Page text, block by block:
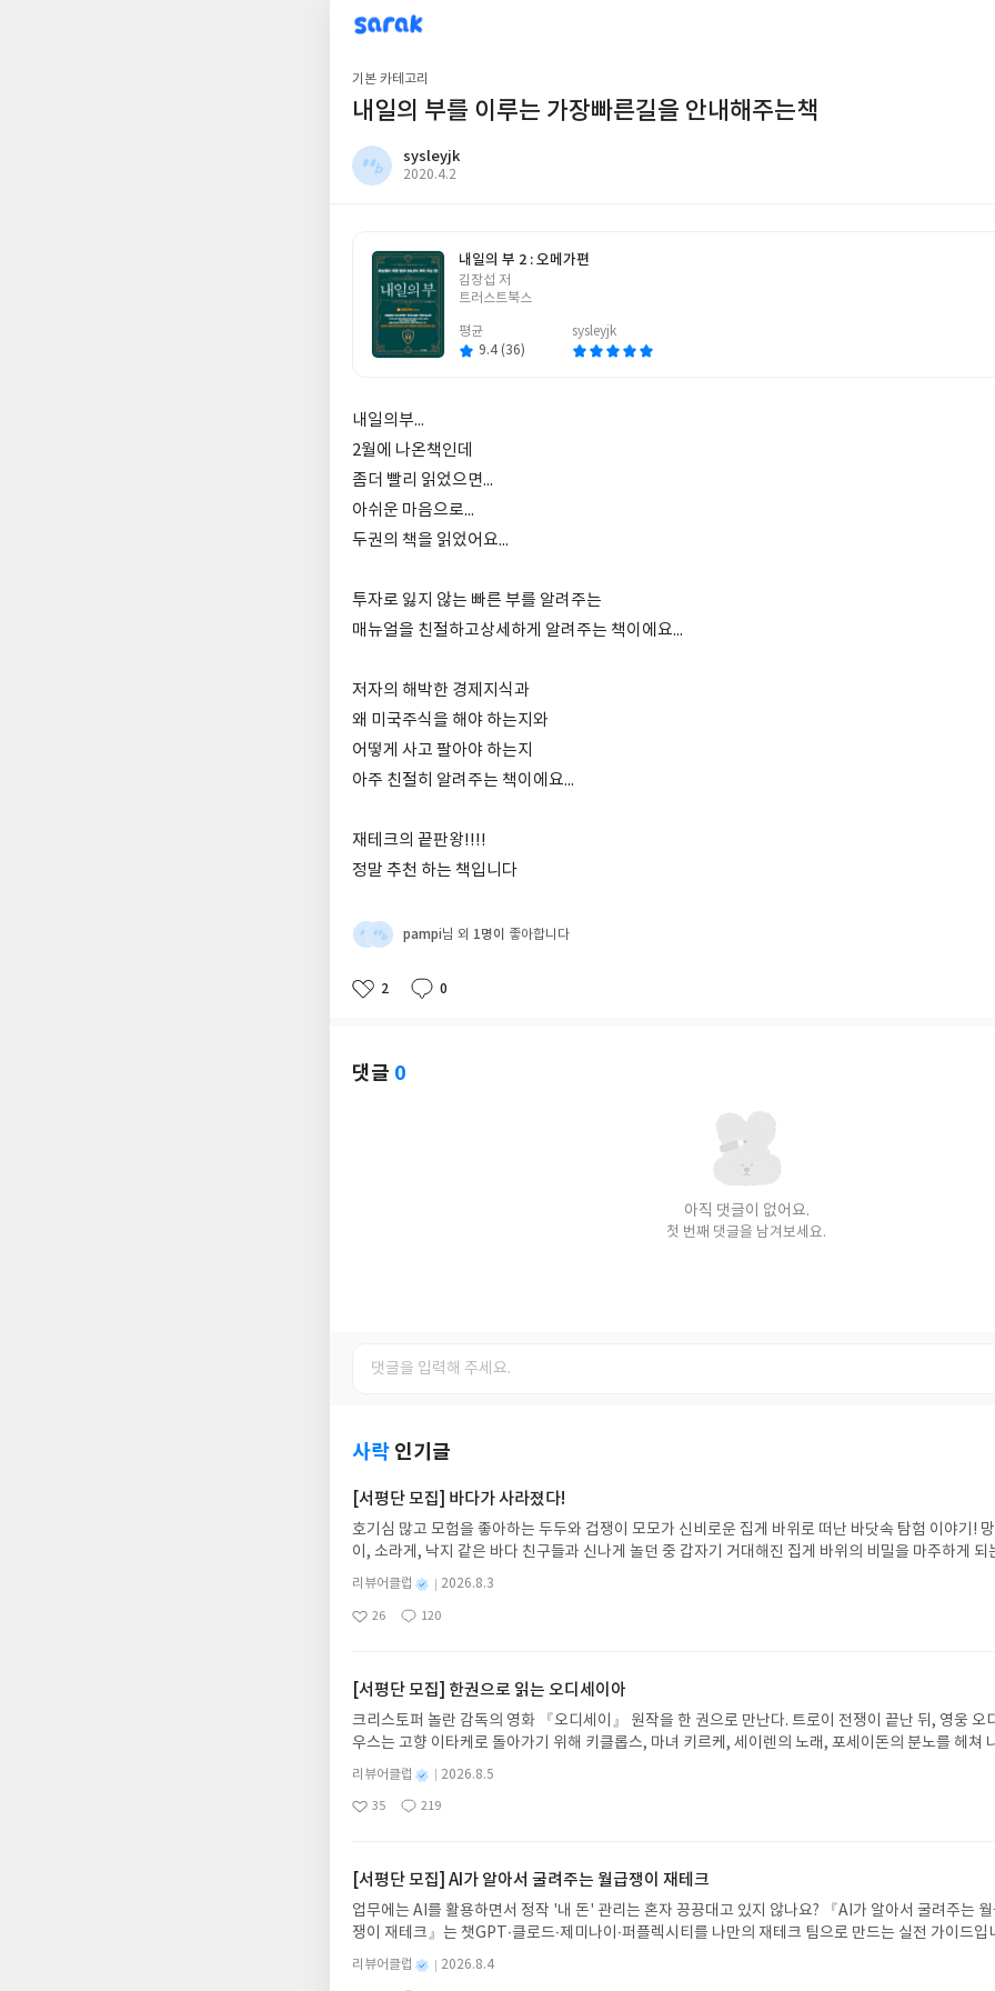
sarak
sysleyjk
기본 카테고리
내일의 부를 이루는 가장빠른길을 안내해주는책
sysleyjk
작
2020.4.2
내일의 부 2 : 오메가편
글
쓴
김장섭 저
트러스트북스
평균
9.4 (36)
sysleyjk
내일의부...
2월에 나온책인데
좀더 빨리 읽었으면...
아쉬운 마음으로...
두권의 책을 읽었어요...
투자로 잃지 않는 빠른 부를 알려주는
매뉴얼을 친절하고상세하게 알려주는 책이에요...
저자의 해박한 경제지식과
왜 미국주식을 해야 하는지와
어떻게 사고 팔아야 하는지
아주 친절히 알려주는 책이에요...
재테크의 끝판왕!!!!
정말 추천 하는 책입니다
pampi님 외 1명이 좋아합니다
좋
2
댓
0
작
댓글 0
아직 댓글이 없어요.
첫 번째 댓글을 남겨보세요.
사락 인기글
[서평단 모집] 바다가 사라졌다!
호기심 많고 모험을 좋아하는 두두와 겁쟁이 모모가 신비로운 집게 바위로 떠난 바닷속 탐험 이야기!
이, 소라게, 낙지 같은 바다 친구들과 신나게 놀던 중 갑자기 거대해진 집게 바위의 비밀을 마주하게 되
데, 과연 바다에 무슨 일이 벌어진 걸까요? 상상력을 자극하는 환상적인 해양 모험 동화 속으로 풍덩 빠
보세요!바다가 사라졌다!글쓴이서휘 글출판사풀빛 예스24 바로가기 닫기모집인원 : 20명신청기간 :
6.08.03 ~ 2026.08.07발표일자 : 2026.08.13리뷰 작성기한 : 도서/상품 받고 2주 이내 ▶ 주소/연락
해주세요!- '사락' 개설 후, 이 글의 댓글로 신청해주세요.- 기존 YES블로그는 '사락'으로 개편되어 별
처 (클릭 시 수정 가능)로 발송됩니다.- 주소/연락처에 문제가 있을 시 선정에서 제외되거나 배송에서
될 수 있습니다(재발송 불가). ▶ 리뷰 작성- 도서/상품을 받고 2주 이내 리뷰를 작성해주셔야 합니다. (
스트가 아닌 '리뷰'로 작성)- 기간내 미작성, 불성실한 리뷰, 도서/상품과 무관한 리뷰 작성 시 이후 선
서 제외될 수 있습니다.- 리뷰어클럽은 개인의 감상이 포함된 300자 이상의 리뷰를 권장합니다.
별
리뷰어클럽
성
2026.8.3
좋
26
댓
120
작
[서평단 모집] 한권으로 읽는 오디세이아
크리스토퍼 놀란 감독의 영화 『오디세이』 원작을 한 권으로 만난다. 트로이 전쟁이 끝난 뒤, 영웅 오
우스는 고향 이타케로 돌아가기 위해 키클롭스, 마녀 키르케, 세이렌의 노래, 포세이돈의 분노를 헤쳐
다. 그리스 철학 전공자인 옮긴이가 호메로스의 방대한 24권 서사를 현대적이고 자연스러운 한국어로
어내, 고전이 낯선 독자도 이야기의 흐름을 놓치지 않고 끝까지 읽을 수 있다. 3천 년을 이어 온 귀향과
의 대서사시가 가장 읽기 편한 번역으로 새롭게 펼쳐진다.한권으로 읽는 오디세이아글쓴이호메로스
주소/연락처를 업데이트 해주세요! (선정 후 수정 불가)▶ 서평단 신청 방법 : 기대평 댓글을 작성해주
먼저 작성한 리뷰를 올려주시면 당첨확률이 올라갑니다!! ※ 신청 전, 꼭 확인해주세요!- '사락' 개설 후
글의 댓글로 신청해주세요.- 기존 YES블로그는 '사락'으로 개편되어 별도로 개설하지 않으셔도 됩니
도서/상품 발송- 도서/상품은 최근 배송지가 아닌 회원정보상의 주소/연락처 (클릭 시 수정 가능)로 발
니다.- 주소/연락처에 문제가 있을 시 선정에서 제외되거나 배송에서 누락될 수 있습니다(재발송 불
리뷰 작성- 도서/상품을 받고 2주 이내 리뷰를 작성해주셔야 합니다. (포스트가 아닌 '리뷰'로 작성)-
별
리뷰어클럽
성
2026.8.5
좋
35
댓
219
작
[서평단 모집] AI가 알아서 굴려주는 월급쟁이 재테크
업무에는 AI를 활용하면서 정작 '내 돈' 관리는 혼자 끙끙대고 있지 않나요? 『AI가 알아서 굴려주는
쟁이 재테크』는 챗GPT·클로드·제미나이·퍼플렉시티를 나만의 재테크 팀으로 만드는 실전 가이드입
다. 재무 진단부터 주식 투자, 부동산, 절세, 자산 관리 자동화 루틴까지, 코딩 없이도 프롬프트 하나로
차 재무 전문가의 맞춤 조언을 받을 수 있습니다. 좋은 정보를 찾는 시대는 끝났습니다. 이제는 좋은 질
별
리뷰어클럽
2026.8.4